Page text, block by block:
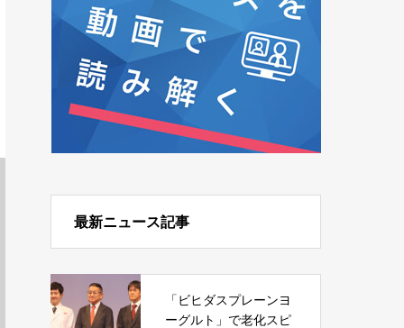
最新ニュース記事
「ビヒダスプレーンヨ
ーグルト」で老化スピ